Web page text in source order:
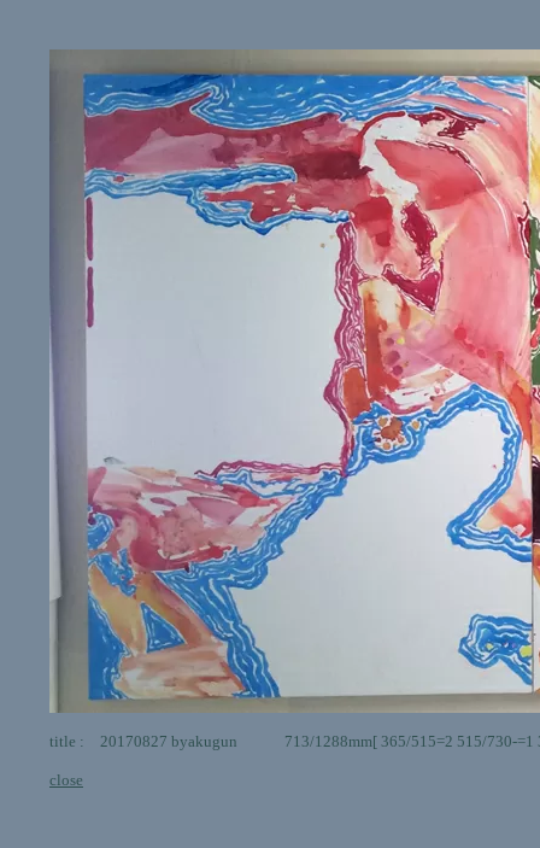
title : 20170827 byakugun 713/1288mm[ 365/515=2 515/730-=1
close